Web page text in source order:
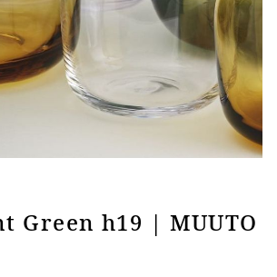
Green h19 | MUUTO